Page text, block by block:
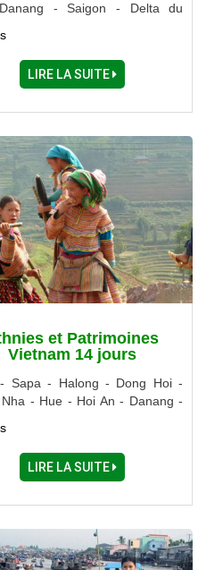
- Saigon - Delta du
LIRE LA SUITE
et Patrimoines
Vietnam 14 jours
Sapa - Halong - Dong Hoi -
Nha - Hue - Hoi An - Danang -
- Delta du Mékong
LIRE LA SUITE